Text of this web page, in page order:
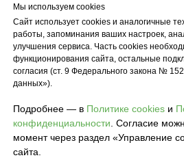
Мы используем cookies
Сайт использует cookies и аналогичные
работы, запоминания ваших настроек,
улучшения сервиса. Часть cookies
функционирования сайта, остальные
согласия (ст. 9 Федерального закона №
данных»).
Подробнее — в Политике cookies и
конфиденциальности. Согласие
момент через раздел «Управление
сайта.